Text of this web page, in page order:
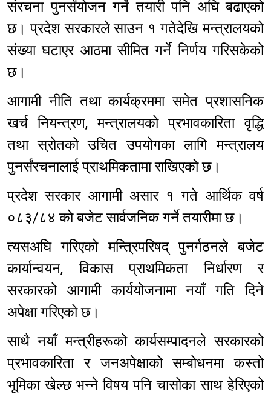
संरचना पुनर्संयोजन गर्ने तयारी पनि अघि बढाएको
छ। प्रदेश सरकारले साउन १ गतेदेखि मन्त्रालयको
संख्या घटाएर आठमा सीमित गर्ने निर्णय गरिसकेको
छ।
आगामी नीति तथा कार्यक्रममा समेत प्रशासनिक
खर्च नियन्त्रण, मन्त्रालयको प्रभावकारिता वृद्धि
तथा स्रोतको उचित उपयोगका लागि मन्त्रालय
पुनर्संरचनालाई प्राथमिकतामा राखिएको छ।
प्रदेश सरकार आगामी असार १ गते आर्थिक वर्ष
०८३/८४ को बजेट सार्वजनिक गर्ने तयारीमा छ।
त्यसअघि गरिएको मन्त्रिपरिषद् पुनर्गठनले बजेट
कार्यान्वयन, विकास प्राथमिकता निर्धारण र
सरकारको आगामी कार्ययोजनामा नयाँ गति दिने
अपेक्षा गरिएको छ।
साथै नयाँ मन्त्रीहरूको कार्यसम्पादनले सरकारको
प्रभावकारिता र जनअपेक्षाको सम्बोधनमा कस्तो
भूमिका खेल्छ भन्ने विषय पनि चासोका साथ हेरिएको